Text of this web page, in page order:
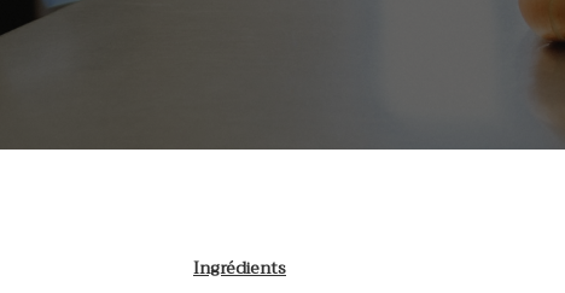
Ingrédients